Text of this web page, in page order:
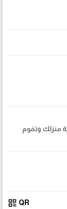
منزلك وتقوم
QR
qr_code